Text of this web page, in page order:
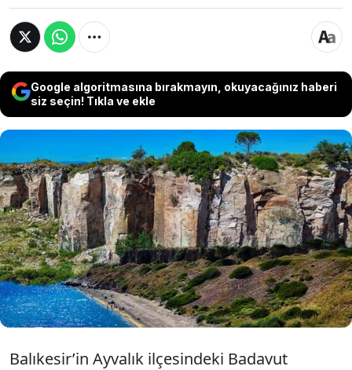
Google algoritmasına bırakmayın, okuyacağınız haberi
siz seçin! Tıkla ve ekle
Balıkesir'in Ayvalık ilçesinde yer alan,
geleneksel taş mimarisinin kaynağı tarihi
sarımsak taşı ocaklarının bulunduğu
Badavut Kayalıkları'nın koruma statüsü
kesinleşti.
Balıkesir’in Ayvalık ilçesindeki Badavut